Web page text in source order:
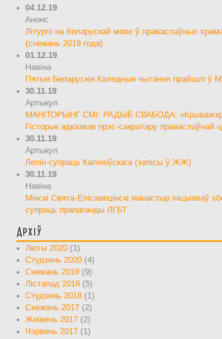
04.12.19
Анонс
Літургіі на беларускай мове ў праваслаўных
(снежань 2019 года)
01.12.19
Навіна
Пятыя Беларускія Калядныя чытання прайшлі ў
30.11.19
Артыкул
МАНІТОРЫНГ СМІ: РАДЫЁ СВАБОДА:
Гісторык адказвае прэс-сакратару праваслаўнай
30.11.19
Артыкул
Лепін супраць Каліноўскага (запісы ў ЖЖ)
30.11.19
Навіна
Мінскі Свята-Елісавецінскі манастыр ініцыяваў
супраць прапаганды ЛГБТ
Архіў
Люты 2020 (1)
Студзень 2020 (4)
Снежань 2019 (9)
Лістапад 2019 (5)
Студзень 2018 (1)
Снежань 2017 (2)
Жнівень 2017 (2)
Чэрвень 2017 (1)